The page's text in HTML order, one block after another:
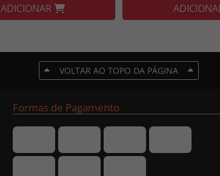
ADICIONAR
VOLTAR AO TOPO DA PÁGINA
Formas de Pagamento